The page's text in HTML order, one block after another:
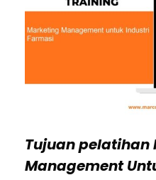
Tujuanpelatihan
Management